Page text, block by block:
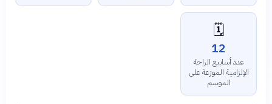
🗓️
12
عدد أسابيع الراحة
الإلزامية الموزعة على
الموسم